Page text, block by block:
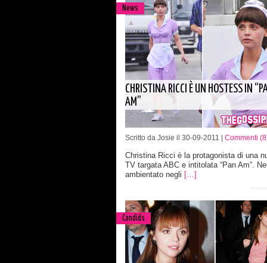
News
CHRISTINA RICCI È UN HOSTESS IN
AM”
Scritto da Josie il 30-09-2011 | Commenti
Christina Ricci è la protagonista di una
TV targata ABC e intitolata “Pan Am”.
ambientato negli […]
Candids